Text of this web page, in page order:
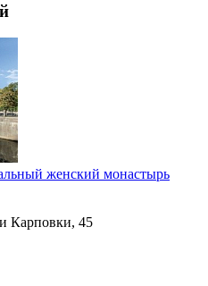
женский монастырь
Карповки, 45